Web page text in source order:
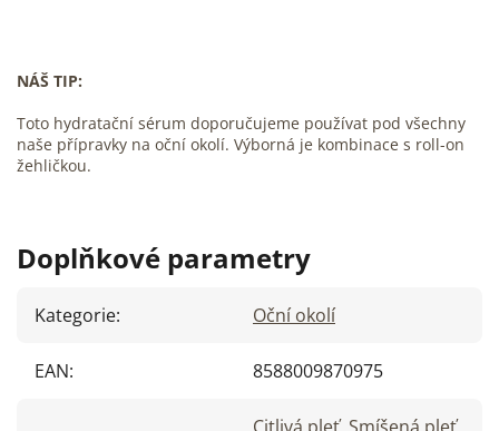
NÁŠ TIP:
Toto hydratační sérum doporučujeme používat pod všechny
naše přípravky na oční okolí. Výborná je kombinace s roll-on
žehličkou.
Doplňkové parametry
Kategorie: Oční okolí
EAN: 8588009870975